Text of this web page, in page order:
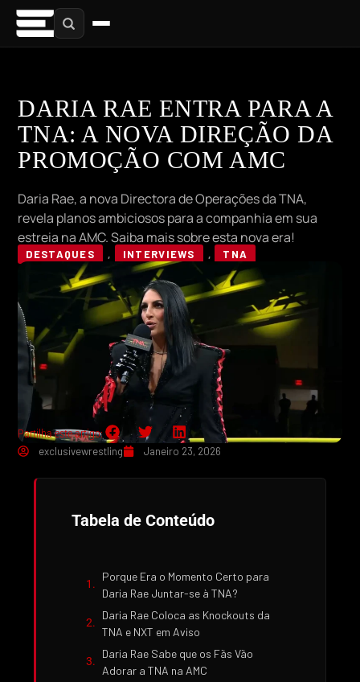
DARIA RAE ENTRA PARA A
TNA: A NOVA DIREÇÃO DA
PROMOÇÃO COM AMC
Daria Rae, a nova Directora de Operações da TNA,
revela planos ambiciosos para a companhia em sua
estreia na AMC. Saiba mais sobre esta nova era!
DESTAQUES , INTERVIEWS , TNA
Partilha este artigo:
exclusivewrestling
Janeiro 23, 2026
Tabela de Conteúdo
Porque Era o Momento Certo para
Daria Rae Juntar-se à TNA?
Daria Rae Coloca as Knockouts da
TNA e NXT em Aviso
Daria Rae Sabe que os Fãs Vão
Adorar a TNA na AMC